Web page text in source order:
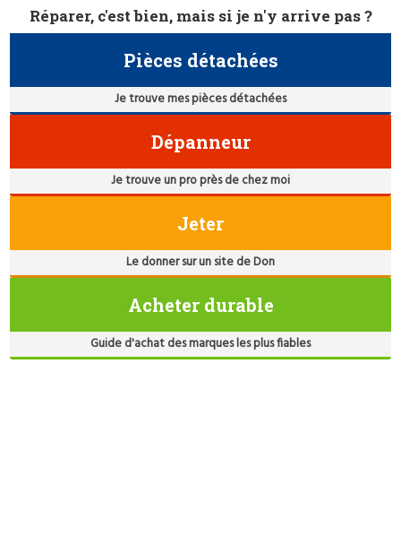
Réparer, c'est bien, mais si je n'y arrive pas ?
Pièces détachées
Je trouve mes pièces détachées
Dépanneur
Je trouve un pro près de chez moi
Jeter
Le donner sur un site de Don
Acheter durable
Guide d'achat des marques les plus fiables